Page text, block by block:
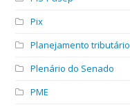
Pix
Planejamento tributário
Plenário do Senado
PME